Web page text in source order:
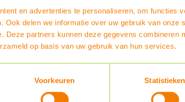
en advertenties te personaliseren, om functies
Ook delen we informatie over uw gebruik van onze
Deze partners kunnen deze gegevens combineren
op basis van uw gebruik van hun services.
Voorkeuren Statistieken
SCHRIJF EEN REVIEW
POSTED
powered